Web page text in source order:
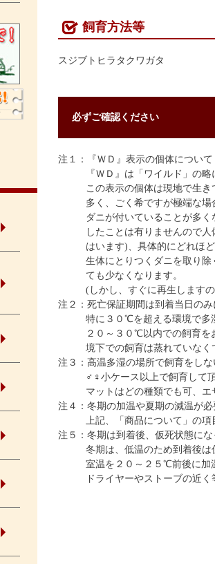
飼育方法等
スジブトヒラタクワガタ
必ずご確認ください
注１：『ＷＤ』表示の個体について
『ＷＤ』は「ワイルド」の
この表示の個体は現地で生
多く、ごく希ですが極端な
ダニが付いていることが多
したことは有りませんので
はいます)、具体的にどれほ
生体にとりつくダニを取り
ても少なくなります。
(しかし、すぐに再生します
注２：死亡保証期間は到着当日の
特に３０℃を超える環境で多
２０～３０℃以内での飼育
境下での飼育は蒸れていなく
注３：高温多湿の場所で飼育をしな
♂♀小ケース以上で飼育して
マットはどの種類でも可、
注４：冬期の加温や夏期の減温が必
上記、「商品について」の
注５：冬期は到着後、仮死状態にな
冬期は、低温のため到着後は
室温を２０～２５℃前後に加
ドライヤーやストーブの近